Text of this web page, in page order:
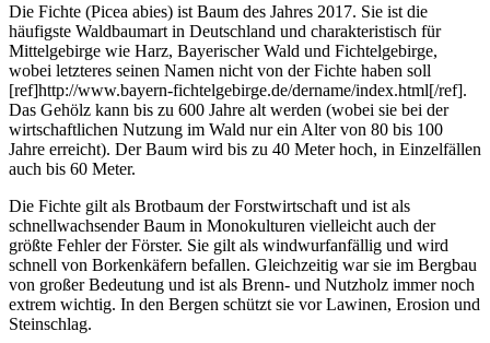
Die Fichte (Picea abies) ist Baum des Jahres 2017. Sie ist die
häufigste Waldbaumart in Deutschland und charakteristisch für
Mittelgebirge wie Harz, Bayerischer Wald und Fichtelgebirge,
wobei letzteres seinen Namen nicht von der Fichte haben soll
[ref]http://www.bayern-fichtelgebirge.de/dername/index.html[/ref].
Das Gehölz kann bis zu 600 Jahre alt werden (wobei sie bei der
wirtschaftlichen Nutzung im Wald nur ein Alter von 80 bis 100
Jahre erreicht). Der Baum wird bis zu 40 Meter hoch, in Einzelfällen
auch bis 60 Meter.
Die Fichte gilt als Brotbaum der Forstwirtschaft und ist als
schnellwachsender Baum in Monokulturen vielleicht auch der
größte Fehler der Förster. Sie gilt als windwurfanfällig und wird
schnell von Borkenkäfern befallen. Gleichzeitig war sie im Bergbau
von großer Bedeutung und ist als Brenn- und Nutzholz immer noch
extrem wichtig. In den Bergen schützt sie vor Lawinen, Erosion und
Steinschlag.